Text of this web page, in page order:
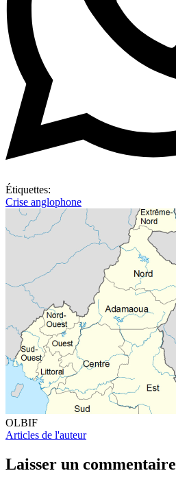
Étiquettes:
Crise anglophone
OLBIF
Articles de l'auteur
Laisser un commentaire